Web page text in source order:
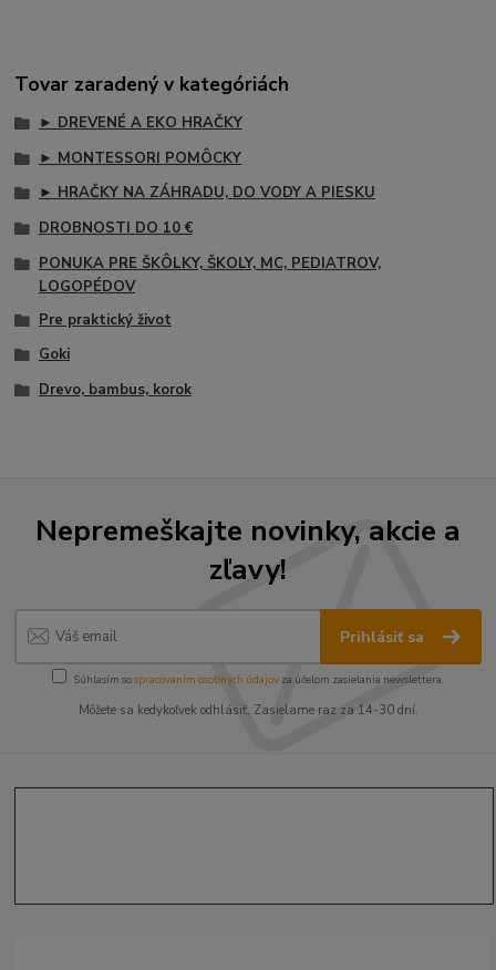
Tovar zaradený v kategóriách
► DREVENÉ A EKO HRAČKY
► MONTESSORI POMÔCKY
► HRAČKY NA ZÁHRADU, DO VODY A PIESKU
DROBNOSTI DO 10 €
PONUKA PRE ŠKÔLKY, ŠKOLY, MC, PEDIATROV,
LOGOPÉDOV
Pre praktický život
Goki
Drevo, bambus, korok
Nepremeškajte novinky, akcie a
zľavy!
Prihlásiť sa
Súhlasím sospracovaním osobných údajov za účelom zasielania newslettera.
Môžete sa kedykoľvek odhlásiť. Zasielame raz za 14-30 dní.